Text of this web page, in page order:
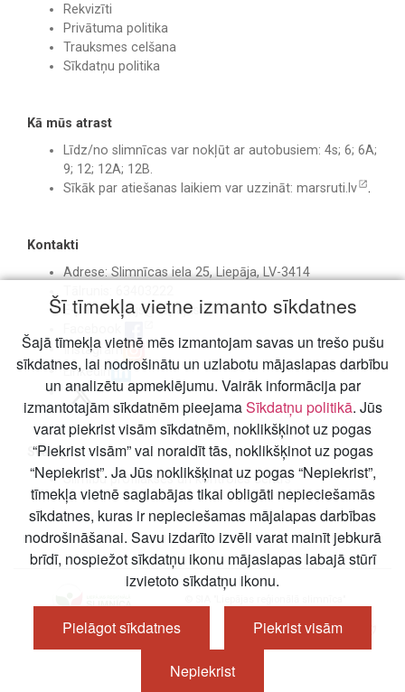
Rekvizīti
Privātuma politika
Trauksmes celšana
Sīkdatņu politika
Kā mūs atrast
Līdz/no slimnīcas var nokļūt ar autobusiem: 4s; 6; 6A;
9; 12; 12A; 12B.
Sīkāk par atiešanas laikiem var uzzināt: marsruti.lv .
Kontakti
Adrese: Slimnīcas iela 25, Liepāja, LV-3414
E-pasts:birojs@liepajasslimnica.lv
Instagram
Linkedin
Svarīgi
Slimību profilakses un kontroles centrs
Šī tīmekļa vietne izmanto sīkdatnes
Šajā tīmekļa vietnē mēs izmantojam savas un trešo pušu
sīkdatnes, lai nodrošinātu un uzlabotu mājaslapas darbību
un analizētu apmeklējumu. Vairāk informācija par
izmantotajām sīkdatnēm pieejamaSīkdatņu politikā. Jūs
varat piekrist visām sīkdatnēm, noklikšķinot uz pogas
“Piekrist visām” vai noraidīt tās, noklikšķinot uz pogas
“Nepiekrist”. Ja Jūs noklikšķinat uz pogas “Nepiekrist”,
tīmekļa vietnē saglabājas tikai obligāti nepieciešamās
sīkdatnes, kuras ir nepieciešamas mājalapas darbības
nodrošināšanai. Savu izdarīto izvēli varat mainīt jebkurā
brīdī, nospiežot sīkdatņu ikonu mājaslapas labajā stūrī
izvietoto sīkdatņu ikonu.
Pielāgot sīkdatnes Piekrist visām
Nepiekrist